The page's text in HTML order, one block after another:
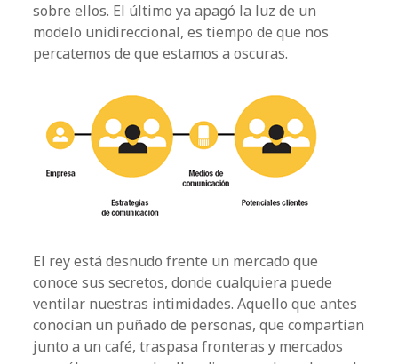
sobre ellos. El último ya apagó la luz de un
modelo unidireccional, es tiempo de que nos
percatemos de que estamos a oscuras.
El rey está desnudo frente un mercado que
conoce sus secretos, donde cualquiera puede
ventilar nuestras intimidades. Aquello que antes
conocían un puñado de personas, que compartían
junto a un café, traspasa fronteras y mercados